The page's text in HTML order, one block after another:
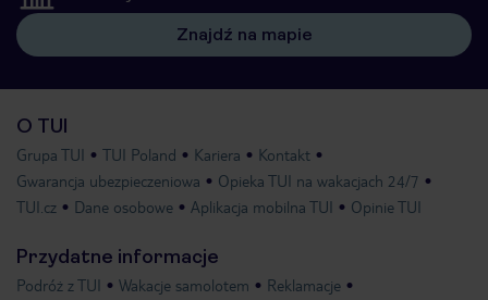
Znajdź na mapie
O TUI
Grupa TUI TUI Poland Kariera
Kontakt
Gwarancja ubezpieczeniowa
Opieka TUI na wakacjach 24/7
TUI.cz
Dane osobowe Aplikacja mobilna TUI Opinie TUI
Przydatne informacje
Podróż z TUI Wakacje samolotem
Reklamacje